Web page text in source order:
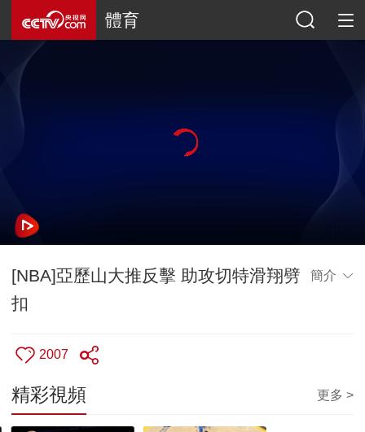
體育
[NBA]亞歷山大推反擊 助攻切特滑翔劈
扣
簡介
2007
精彩視頻 更多 >